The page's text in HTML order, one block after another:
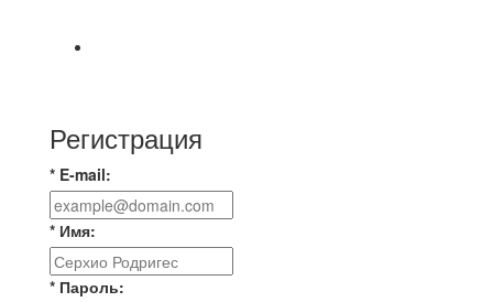
Регистрация
* E-mail:
* Имя:
* Пароль: